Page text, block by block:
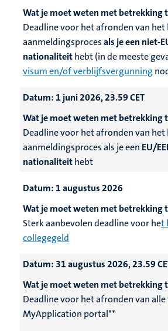
Wat je moet weten met betrekking
Deadline voor het afronden van het
aanmeldingsprocesals je een niet-
nationaliteithebt (in de meeste
visum en/of verblijfsvergunning
Datum: 1 juni 2026, 23.59 CET
Wat je moet weten met betrekking
Deadline voor het afronden van het
aanmeldingsproces als je een EU/
nationaliteithebt
Datum: 1 augustus 2026
Wat je moet weten met betrekking
Sterk aanbevolen deadline voor het
collegegeld
Datum: 31 augustus 2026, 23.59
Wat je moet weten met betrekking
Deadline voor het afronden van alle
MyApplication portal**